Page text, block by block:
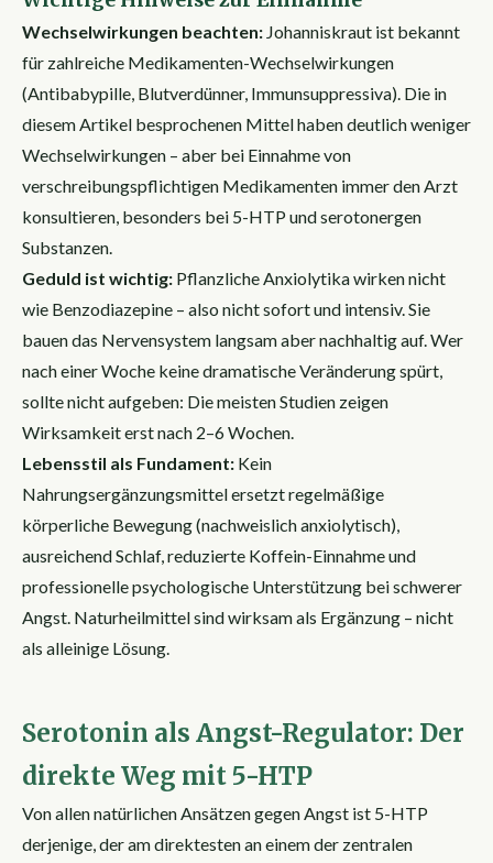
Wechselwirkungen beachten: Johanniskraut ist bekannt
für zahlreiche Medikamenten-Wechselwirkungen
(Antibabypille, Blutverdünner, Immunsuppressiva). Die in
diesem Artikel besprochenen Mittel haben deutlich weniger
Wechselwirkungen – aber bei Einnahme von
verschreibungspflichtigen Medikamenten immer den Arzt
konsultieren, besonders bei 5-HTP und serotonergen
Substanzen.
Geduld ist wichtig: Pflanzliche Anxiolytika wirken nicht
wie Benzodiazepine – also nicht sofort und intensiv. Sie
bauen das Nervensystem langsam aber nachhaltig auf. Wer
nach einer Woche keine dramatische Veränderung spürt,
sollte nicht aufgeben: Die meisten Studien zeigen
Wirksamkeit erst nach 2–6 Wochen.
Lebensstil als Fundament: Kein
Nahrungsergänzungsmittel ersetzt regelmäßige
körperliche Bewegung (nachweislich anxiolytisch),
ausreichend Schlaf, reduzierte Koffein-Einnahme und
professionelle psychologische Unterstützung bei schwerer
Angst. Naturheilmittel sind wirksam als Ergänzung – nicht
als alleinige Lösung.
Serotonin als Angst-Regulator: Der
direkte Weg mit 5-HTP
Von allen natürlichen Ansätzen gegen Angst ist 5-HTP
derjenige, der am direktesten an einem der zentralen